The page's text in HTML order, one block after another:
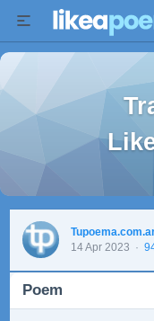
14 Apr 2023 ·
Poem